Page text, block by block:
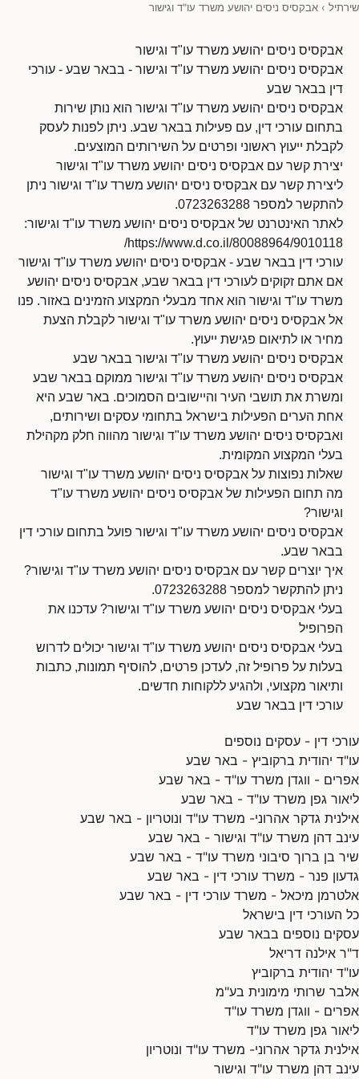
שירתיל › אבקסיס ניסים יהושע משרד עו"ד וגישור
אבקסיס ניסים יהושע משרד עו"ד וגישור
אבקסיס ניסים יהושע משרד עו"ד וגישור - בבאר שבע - עורכי
דין בבאר שבע
אבקסיס ניסים יהושע משרד עו"ד וגישור הוא נותן שירות
בתחום עורכי דין, עם פעילות בבאר שבע. ניתן לפנות לעסק
לקבלת ייעוץ ראשוני ופרטים על השירותים המוצעים.
יצירת קשר עם אבקסיס ניסים יהושע משרד עו"ד וגישור
ליצירת קשר עם אבקסיס ניסים יהושע משרד עו"ד וגישור ניתן
להתקשר למספר 0723263288.
לאתר האינטרנט של אבקסיס ניסים יהושע משרד עו"ד וגישור:
https://www.d.co.il/80088964/9010118/
עורכי דין בבאר שבע - אבקסיס ניסים יהושע משרד עו"ד וגישור
אם אתם זקוקים לעורכי דין בבאר שבע, אבקסיס ניסים יהושע
משרד עו"ד וגישור הוא אחד מבעלי המקצוע הזמינים באזור. פנו
אל אבקסיס ניסים יהושע משרד עו"ד וגישור לקבלת הצעת
מחיר או לתיאום פגישת ייעוץ.
אבקסיס ניסים יהושע משרד עו"ד וגישור בבאר שבע
אבקסיס ניסים יהושע משרד עו"ד וגישור ממוקם בבאר שבע
ומשרת את תושבי העיר והיישובים הסמוכים. באר שבע היא
אחת הערים הפעילות בישראל בתחומי עסקים ושירותים,
ואבקסיס ניסים יהושע משרד עו"ד וגישור מהווה חלק מקהילת
בעלי המקצוע המקומית.
שאלות נפוצות על אבקסיס ניסים יהושע משרד עו"ד וגישור
מה תחום הפעילות של אבקסיס ניסים יהושע משרד עו"ד
וגישור?
אבקסיס ניסים יהושע משרד עו"ד וגישור פועל בתחום עורכי דין
בבאר שבע.
איך יוצרים קשר עם אבקסיס ניסים יהושע משרד עו"ד וגישור?
ניתן להתקשר למספר 0723263288.
בעלי אבקסיס ניסים יהושע משרד עו"ד וגישור? עדכנו את
הפרופיל
בעלי אבקסיס ניסים יהושע משרד עו"ד וגישור יכולים לדרוש
בעלות על פרופיל זה, לעדכן פרטים, להוסיף תמונות, כתבות
ותיאור מקצועי, ולהגיע ללקוחות חדשים.
עורכי דין בבאר שבע
עורכי דין - עסקים נוספים
עו"ד יהודית ברקוביץ - באר שבע
אפרים - ווגדן משרד עו"ד - באר שבע
ליאור גפן משרד עו"ד - באר שבע
אילנית גדקר אהרוני- משרד עו"ד ונוטריון - באר שבע
עינב דהן משרד עו"ד וגישור - באר שבע
שיר בן ברוך סיבוני משרד עו"ד - באר שבע
גדעון פנר - משרד עורכי דין - באר שבע
אלטרמן מיכאל - משרד עורכי דין - באר שבע
כל העורכי דין בישראל
עסקים נוספים בבאר שבע
ד"ר אילנה דריאל
עו"ד יהודית ברקוביץ
אלבר שרותי מימונית בע"מ
אפרים - ווגדן משרד עו"ד
ליאור גפן משרד עו"ד
אילנית גדקר אהרוני- משרד עו"ד ונוטריון
עינב דהן משרד עו"ד וגישור